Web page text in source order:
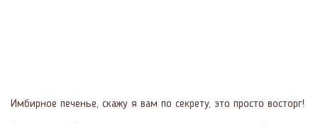
Имбирное печенье, скажу я вам по секрету, это просто восторг!